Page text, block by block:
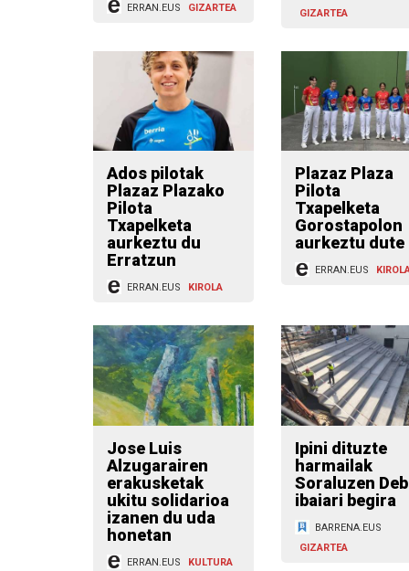
ERRAN.EUS GIZARTEA
GIZARTEA
Ados pilotak
Plazaz Plazako
Pilota
Txapelketa
aurkeztu du
Erratzun
ERRAN.EUS KIROLA
Plazaz Plaza
Pilota
Txapelketa
Gorostapolon
aurkeztu dute
ERRAN.EUS
Jose Luis
Alzugarairen
erakusketak
ukitu solidarioa
izanen du uda
honetan
ERRAN.EUS KULTURA
Ipini dituzte
harmailak
Soraluzen
ibaiari begira
BARRENA.EUS
GIZARTEA